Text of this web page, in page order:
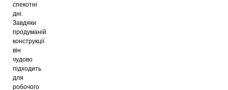
спекотні
дні.
Завдяки
продуманій
конструкції
він
чудово
підходить
для
робочого